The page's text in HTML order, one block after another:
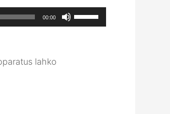
00:00
Use
Up/Down
lahko